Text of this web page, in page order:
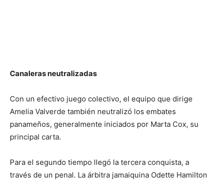
Canaleras neutralizadas
Con un efectivo juego colectivo, el equipo que dirige
Amelia Valverde también neutralizó los embates
panameños, generalmente iniciados por Marta Cox, su
principal carta.
Para el segundo tiempo llegó la tercera conquista, a
través de un penal. La árbitra jamaiquina Odette Hamilton